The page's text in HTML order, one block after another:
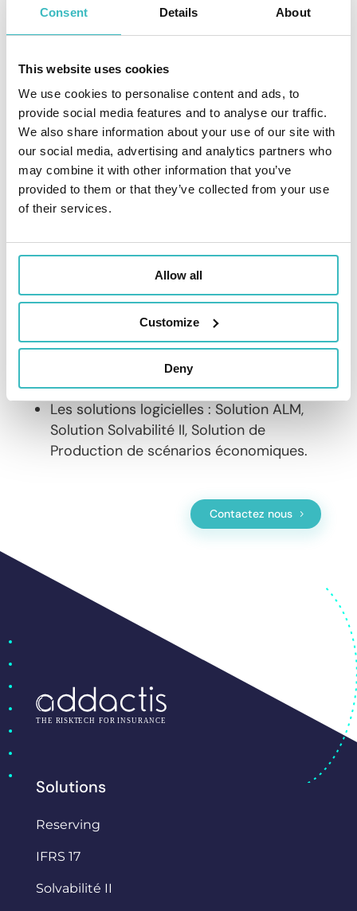
Consent Details About
This website uses cookies
We use cookies to personalise content and ads, to
provide social media features and to analyse our traffic.
We also share information about your use of our site with
our social media, advertising and analytics partners who
may combine it with other information that you’ve
provided to them or that they’ve collected from your use
of their services.
Allow all
Customize
Deny
Dans un environnement économique
complexe et dans un contexte où plusieurs
superposent, les assureurs en épargne-
retraite font face à des enjeux importants
et ont projets structurants.
Nos experts vous apportent leur expertise
reconnue en analyse et modélisation, pour
vous vous accompagner pour affiner le
pilotage de votre activité, optimiser vos
faire évoluer votre souscription. Nous nous
Le consulting : Produits en épargne-
retraite, ALM, modèles financiers, gestion
des risques en assurance vie, comités de
veille S2 et IFRS, connaissance des
attentes du superviseur…
Les solutions logicielles : Solution ALM,
Solution Solvabilité II, Solution de
Production de scénarios économiques.
Contactez nous
Solutions
Reserving
IFRS 17
Solvabilité II